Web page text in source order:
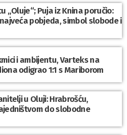
„Oluje“; Puja iz Knina poručio:
pobjeda, simbol slobode i
i ambijentu, Varteks na
odigrao 1:1 s Mariborom
u Oluji: Hrabrošću,
do slobodne